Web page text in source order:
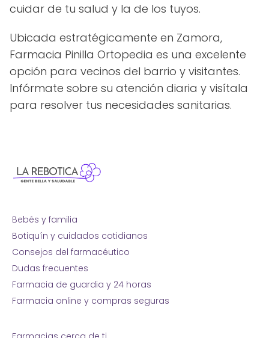
cuidar de tu salud y la de los tuyos.
Ubicada estratégicamente en Zamora,
Farmacia Pinilla Ortopedia es una excelente
opción para vecinos del barrio y visitantes.
Infórmate sobre su atención diaria y visítala
para resolver tus necesidades sanitarias.
Bebés y familia
Botiquín y cuidados cotidianos
Consejos del farmacéutico
Dudas frecuentes
Farmacia de guardia y 24 horas
Farmacia online y compras seguras